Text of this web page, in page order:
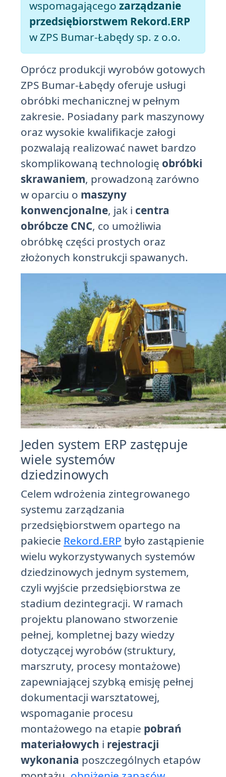
wspomagającego zarządzanie
przedsiębiorstwem Rekord.ERP
w ZPS Bumar-Łabędy sp. z o.o.
Oprócz produkcji wyrobów gotowych
ZPS Bumar-Łabędy oferuje usługi
obróbki mechanicznej w pełnym
zakresie. Posiadany park maszynowy
oraz wysokie kwalifikacje załogi
pozwalają realizować nawet bardzo
skomplikowaną technologię obróbki
skrawaniem, prowadzoną zarówno
w oparciu o maszyny
konwencjonalne, jak i centra
obróbcze CNC, co umożliwia
obróbkę części prostych oraz
złożonych konstrukcji spawanych.
Jeden system ERP zastępuje
wiele systemów
dziedzinowych
Celem wdrożenia zintegrowanego
systemu zarządzania
przedsiębiorstwem opartego na
pakiecie Rekord.ERP było zastąpienie
wielu wykorzystywanych systemów
dziedzinowych jednym systemem,
czyli wyjście przedsiębiorstwa ze
stadium dezintegracji. W ramach
projektu planowano stworzenie
pełnej, kompletnej bazy wiedzy
dotyczącej wyrobów (struktury,
marszruty, procesy montażowe)
zapewniającej szybką emisję pełnej
dokumentacji warsztatowej,
wspomaganie procesu
montażowego na etapie pobrań
materiałowych i rejestracji
wykonania poszczególnych etapów